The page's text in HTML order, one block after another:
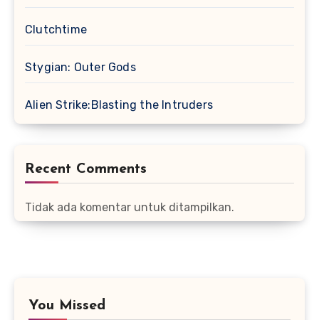
Clutchtime
Stygian: Outer Gods
Alien Strike:Blasting the Intruders
Recent Comments
Tidak ada komentar untuk ditampilkan.
You Missed